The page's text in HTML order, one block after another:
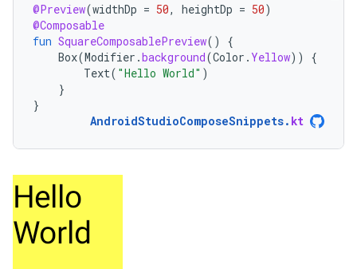
@Preview(widthDp = 50, heightDp = 50)
@Composable
fun SquareComposablePreview()
{
Box(Modifier .background(Color . Yellow))
{
Text( "Hello World" )
}
}
AndroidStudioComposeSnippets. kt